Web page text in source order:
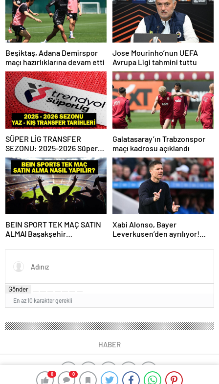
0 0
Beşiktaş, Adana Demirspor
maçı hazırlıklarına devam etti
Jose Mourinho’nun UEFA
Avrupa Ligi tahmini tuttu
SÜPER LİG TRANSFER
SEZONU: 2025-2026 Süper
Lig Yaz Transfer Sezonu Ne
Zaman Başlayacak? Kış
Transfer Sezonu Ne Zaman
Başlayacak? TFF Açıkladı!
Galatasaray’ın Trabzonspor
maçı kadrosu açıklandı
BEIN SPORT TEK MAÇ SATIN
ALMA| Başakşehir
tek maç satın alma nasıl
yapılır?
Xabi Alonso, Bayer
Leverkusen’den ayrılıyor!
Gönder
En az 10 karakter gerekli
HABER